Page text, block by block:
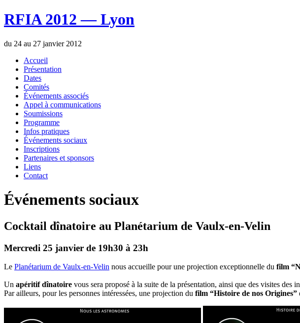
RFIA 2012 — Lyon
du 24 au 27 janvier 2012
Accueil
Présentation
Dates
Comités
Événements associés
Appel à communications
Soumissions
Programme
Infos pratiques
Événements sociaux
Inscriptions
Partenaires et sponsors
Liens
Contact
Événements sociaux
Cocktail dînatoire au Planétarium de Vaulx-en-Velin
Mercredi 25 janvier de 19h30 à 23h
Le Planétarium de Vaulx-en-Velin nous accueille pour une projection exceptionnelle du film
Un apéritif dînatoire vous sera proposé à la suite de la présentation, ainsi que des visites des
Par ailleurs, pour les personnes intéressées, une projection du film “Histoire de nos Origines”